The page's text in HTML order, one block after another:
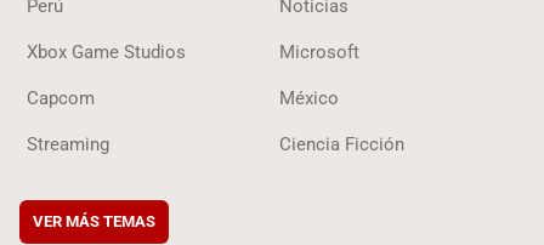
Perú Noticias
Xbox Game Studios Microsoft
Capcom México
Streaming Ciencia Ficción
VER MÁS TEMAS